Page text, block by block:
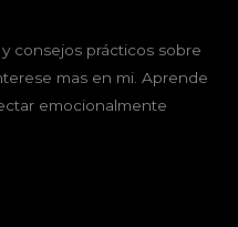
consejos prácticos sobre
mas en mi. Aprende
emocionalmente